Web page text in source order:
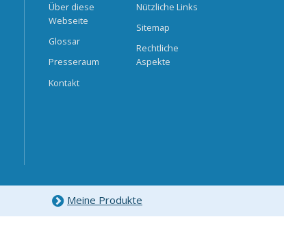
Über diese
Webseite
Glossar
Presseraum
Kontakt
Nützliche Links
Sitemap
Rechtliche
Aspekte
Meine Produkte